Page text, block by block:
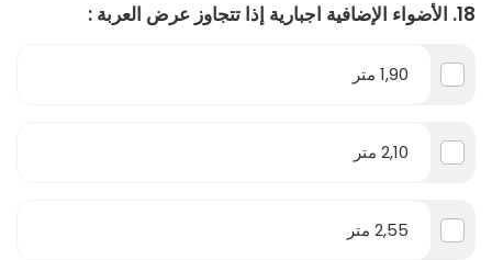
18. الأضواء الإضافية اجبارية إذا تتجاوز عرض العربة :
1,90 متر
2,10 متر
2,55 متر